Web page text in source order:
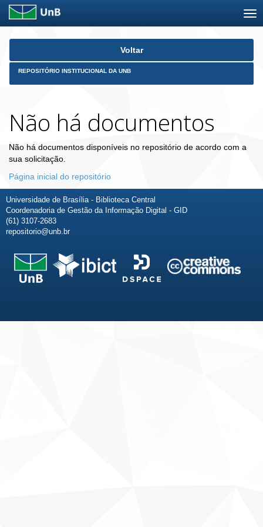
Skip
Voltar
REPOSITÓRIO INSTITUCIONAL DA UNB
Não há documentos
Não há documentos disponíveis no repositório de acordo com a
sua solicitação.
Página inicial do repositório
Universidade de Brasília - Biblioteca Central
Coordenadoria de Gestão da Informação Digital - GID
(61) 3107-2683
repositorio@unb.br